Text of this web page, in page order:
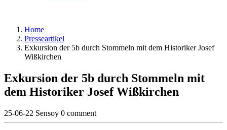
Home
Presseartikel
Exkursion der 5b durch Stommeln mit dem Historiker Josef
Wißkirchen
Exkursion der 5b durch Stommeln mit
dem Historiker Josef Wißkirchen
25-06-22 Sensoy 0 comment